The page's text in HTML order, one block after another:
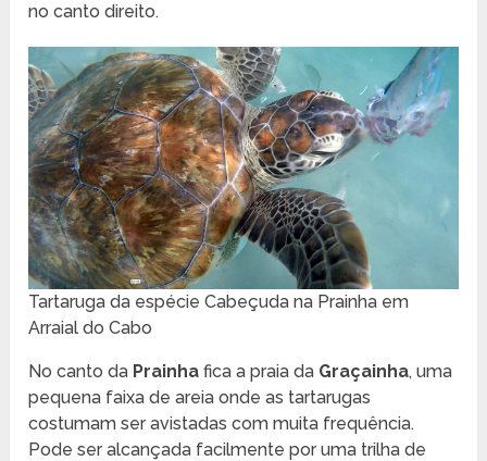
no canto direito.
Tartaruga da espécie Cabeçuda na Prainha em
Arraial do Cabo
No canto da Prainhafica a praia da Graçainha, uma
pequena faixa de areia onde as tartarugas
costumam ser avistadas com muita frequência.
Pode ser alcançada facilmente por uma trilha de